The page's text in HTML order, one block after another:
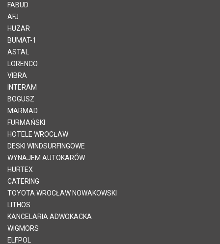
FABUD
AFJ
HUZAR
BUMAT-1
ASTAL
LORENCO
VIBRA
INTERAM
BOGUSZ
MARMAD
FURMAŃSKI
HOTELE WROCŁAW
DESKI WINDSURFINGOWE
WYNAJEM AUTOKARÓW
HURTEX
CATERING
TOYOTA WROCŁAW NOWAKOWSKI
LITHOS
KANCELARIA ADWOKACKA
WIGMORS
ELFPOL